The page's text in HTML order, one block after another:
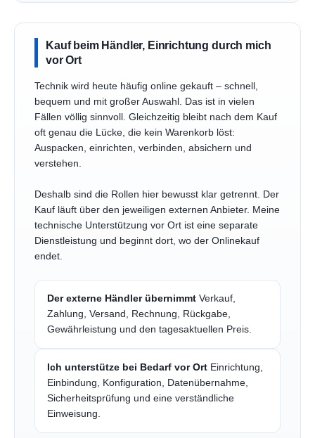
Kauf beim Händler, Einrichtung durch mich
vor Ort
Technik wird heute häufig online gekauft – schnell,
bequem und mit großer Auswahl. Das ist in vielen
Fällen völlig sinnvoll. Gleichzeitig bleibt nach dem Kauf
oft genau die Lücke, die kein Warenkorb löst:
Auspacken, einrichten, verbinden, absichern und
verstehen.
Deshalb sind die Rollen hier bewusst klar getrennt. Der
Kauf läuft über den jeweiligen externen Anbieter. Meine
technische Unterstützung vor Ort ist eine separate
Dienstleistung und beginnt dort, wo der Onlinekauf
endet.
Der externe Händler übernimmt Verkauf,
Zahlung, Versand, Rechnung, Rückgabe,
Gewährleistung und den tagesaktuellen Preis.
Ich unterstütze bei Bedarf vor Ort Einrichtung,
Einbindung, Konfiguration, Datenübernahme,
Sicherheitsprüfung und eine verständliche
Einweisung.